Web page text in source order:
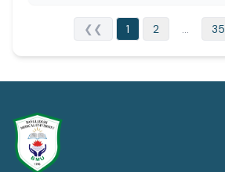
❮❮ 1 2 ... 35